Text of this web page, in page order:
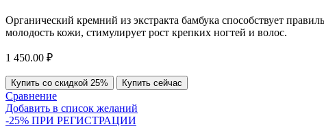
Органический кремний из экстракта бамбука способствует
молодость кожи, стимулирует рост крепких ногтей и волос.
1 450.00 ₽
Купить со скидкой 25% Купить сейчас
Сравнение
Добавить в список желаний
-25% ПРИ РЕГИСТРАЦИИ